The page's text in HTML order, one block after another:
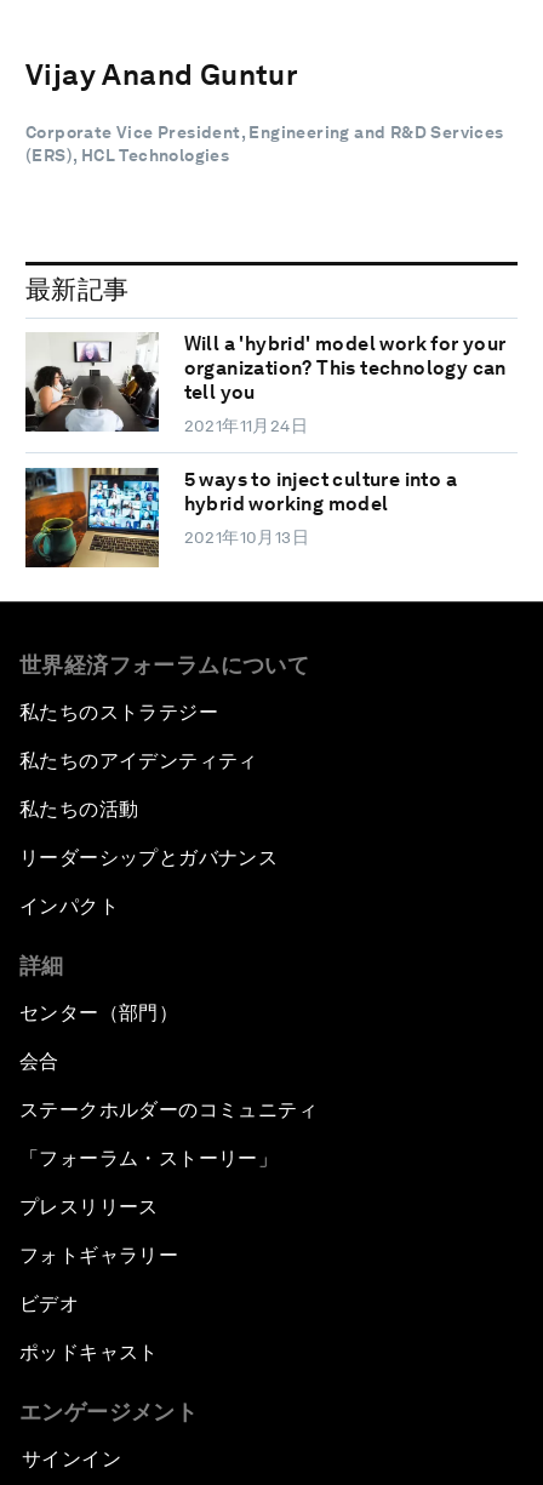
Vijay Anand Guntur
Corporate Vice President, Engineering and R&D Services
(ERS), HCL Technologies
最新記事
Will a 'hybrid' model work for your
organization? This technology can
tell you
2021年11月24日
5 ways to inject culture into a
hybrid working model
2021年10月13日
世界経済フォーラムについて
私たちのストラテジー
私たちのアイデンティティ
私たちの活動
リーダーシップとガバナンス
インパクト
詳細
センター（部門）
会合
ステークホルダーのコミュニティ
「フォーラム・ストーリー」
プレスリリース
フォトギャラリー
ビデオ
ポッドキャスト
エンゲージメント
サインイン